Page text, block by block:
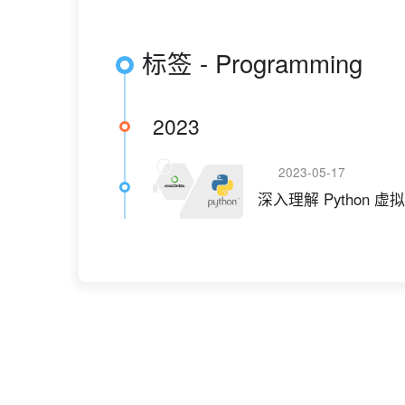
标签 - Programming
2023
2023-05-17
深入理解 Python 虚